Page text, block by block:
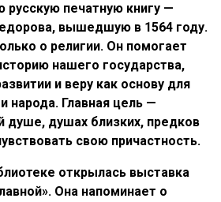
русскую печатную книгу —
вышедшую в 1564 году.
о религии. Он помогает
нашего государства,
и веру как основу для
народа. Главная цель —
душе, душах близких, предков
свою причастность.
открылась выставка
Она напоминает о